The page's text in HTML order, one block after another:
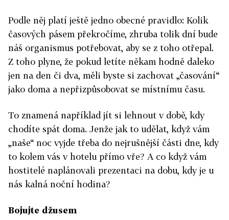
Podle něj platí ještě jedno obecné pravidlo: Kolik
časových pásem překročíme, zhruba tolik dní bude
náš organismus potřebovat, aby se z toho otřepal.
Z toho plyne, že pokud letíte někam hodně daleko
jen na den či dva, měli byste si zachovat „časování“
jako doma a nepřizpůsobovat se místnímu času.
To znamená například jít si lehnout v době, kdy
chodíte spát doma. Jenže jak to udělat, když vám
„naše“ noc vyjde třeba do nejrušnější části dne, kdy
to kolem vás v hotelu přímo vře? A co když vám
hostitelé naplánovali prezentaci na dobu, kdy je u
nás kalná noční hodina?
Bojujte džusem